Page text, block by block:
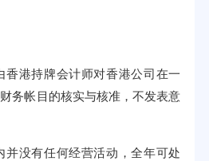
香港持牌会计师对香港公司在一
务帐目的核实与核准，不发表意
并没有任何经营活动，全年可处